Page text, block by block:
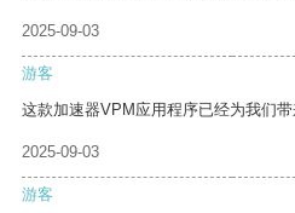
2025-09-03
游客
这款加速器VPM应用程序已经为我们带
2025-09-03
游客